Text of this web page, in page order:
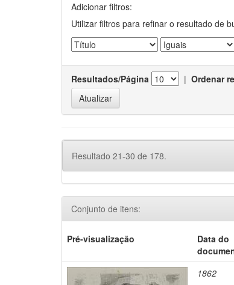
Adicionar filtros:
Utilizar filtros para refinar o resultado de
Resultados/Página | Ordenar
Resultado 21-30 de 178.
Conjunto de itens:
Pré-visualização
Data do
1862